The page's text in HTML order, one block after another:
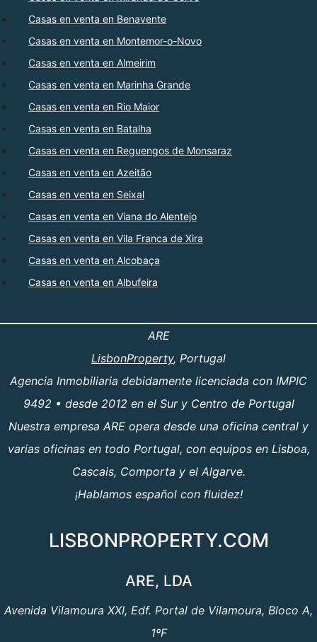
Casas en venta en Benavente
Casas en venta en Montemor-o-Novo
Casas en venta en Almeirim
Casas en venta en Marinha Grande
Casas en venta en Rio Maior
Casas en venta en Batalha
Casas en venta en Reguengos de Monsaraz
Casas en venta en Azeitão
Casas en venta en Seixal
Casas en venta en Viana do Alentejo
Casas en venta en Vila Franca de Xira
Casas en venta en Alcobaça
Casas en venta en Albufeira
ARE
LisbonProperty, Portugal
Agencia Inmobiliaria debidamente licenciada con IMPIC
9492 • desde 2012 en el Sur y Centro de Portugal
Nuestra empresa ARE opera desde una oficina central y
varias oficinas en todo Portugal, con equipos en Lisboa,
Cascais, Comporta y el Algarve.
¡Hablamos español con fluidez!
LISBONPROPERTY.COM
ARE, LDA
Avenida Vilamoura XXI, Edf. Portal de Vilamoura, Bloco A,
1ºF